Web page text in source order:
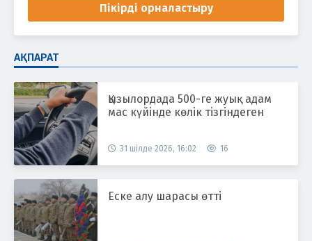
Пікірді орналастыру
АҚПАРАТ
Қызылордада 500-ге жуық адам
мас күйінде көлік тізгіндеген
31 шілде 2026, 16:02 16
Еске алу шарасы өтті